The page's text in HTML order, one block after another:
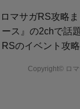
ロマサガRS攻略
ース』の2chで話
RSのイベント攻
Copyright© ロ